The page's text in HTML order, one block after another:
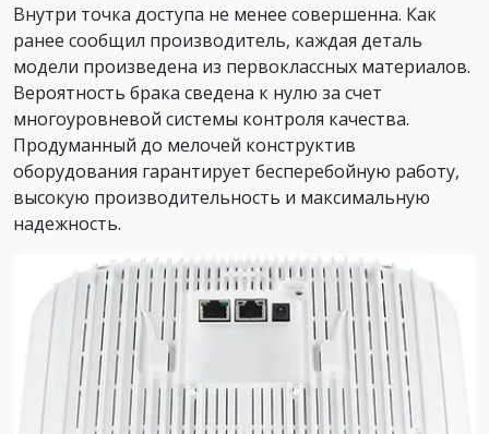
Внутри точка доступа не менее совершенна. Как
ранее сообщил производитель, каждая деталь
модели произведена из первоклассных материалов.
Вероятность брака сведена к нулю за счет
многоуровневой системы контроля качества.
Продуманный до мелочей конструктив
оборудования гарантирует бесперебойную работу,
высокую производительность и максимальную
надежность.